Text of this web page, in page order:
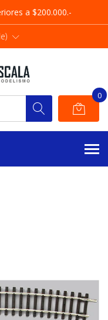
a $200.000.-
0